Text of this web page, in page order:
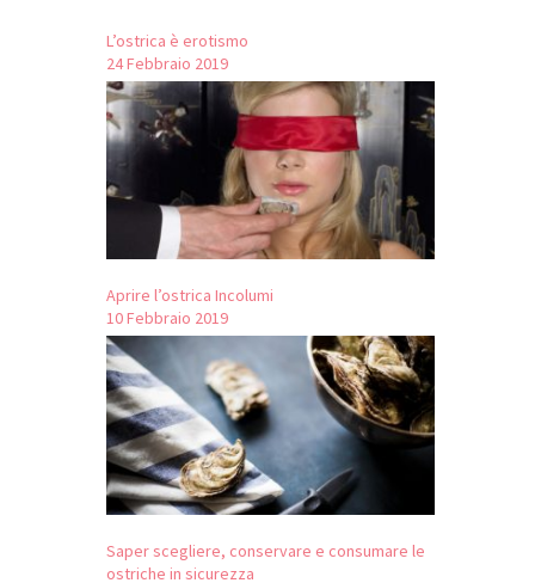
L’ostrica è erotismo
24 Febbraio 2019
Aprire l’ostrica Incolumi
10 Febbraio 2019
Saper scegliere, conservare e consumare le
ostriche in sicurezza